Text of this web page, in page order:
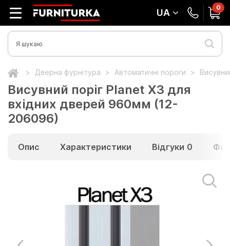
UA 0
Дверна фурнітура Автоматичні пороги
Висувний поріг Planet X3 для
вхідних дверей 960мм (12-
206096)
Опис Характеристики Відгуки 0